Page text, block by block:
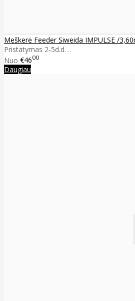
Meškerė Feeder Siweida IMPULSE /
Pristatymas 2-5d.d. ..
Nuo €4600
Daugiau